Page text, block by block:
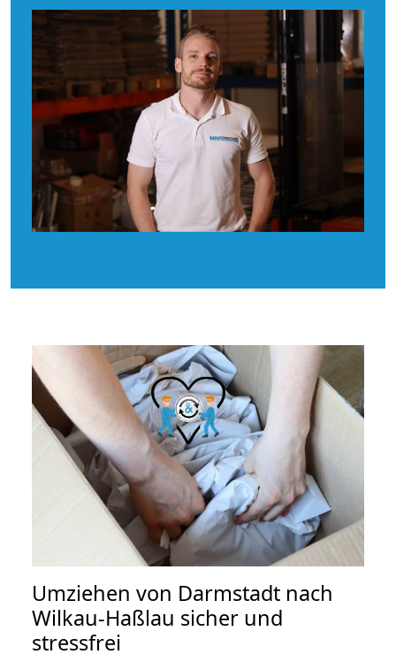
Umziehen von Darmstadt nach
Wilkau-Haßlau sicher und
stressfrei